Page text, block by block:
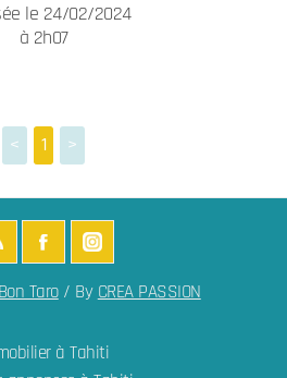
le 24/02/2024
à 2h07
< 1 >
Taro/ By CREA PASSION
à Tahiti